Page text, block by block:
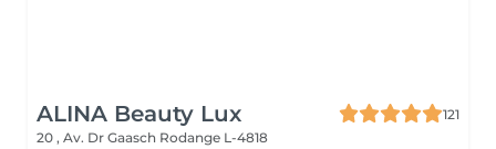
ALINA Beauty Lux
121
20 , Av. Dr Gaasch Rodange L-4818